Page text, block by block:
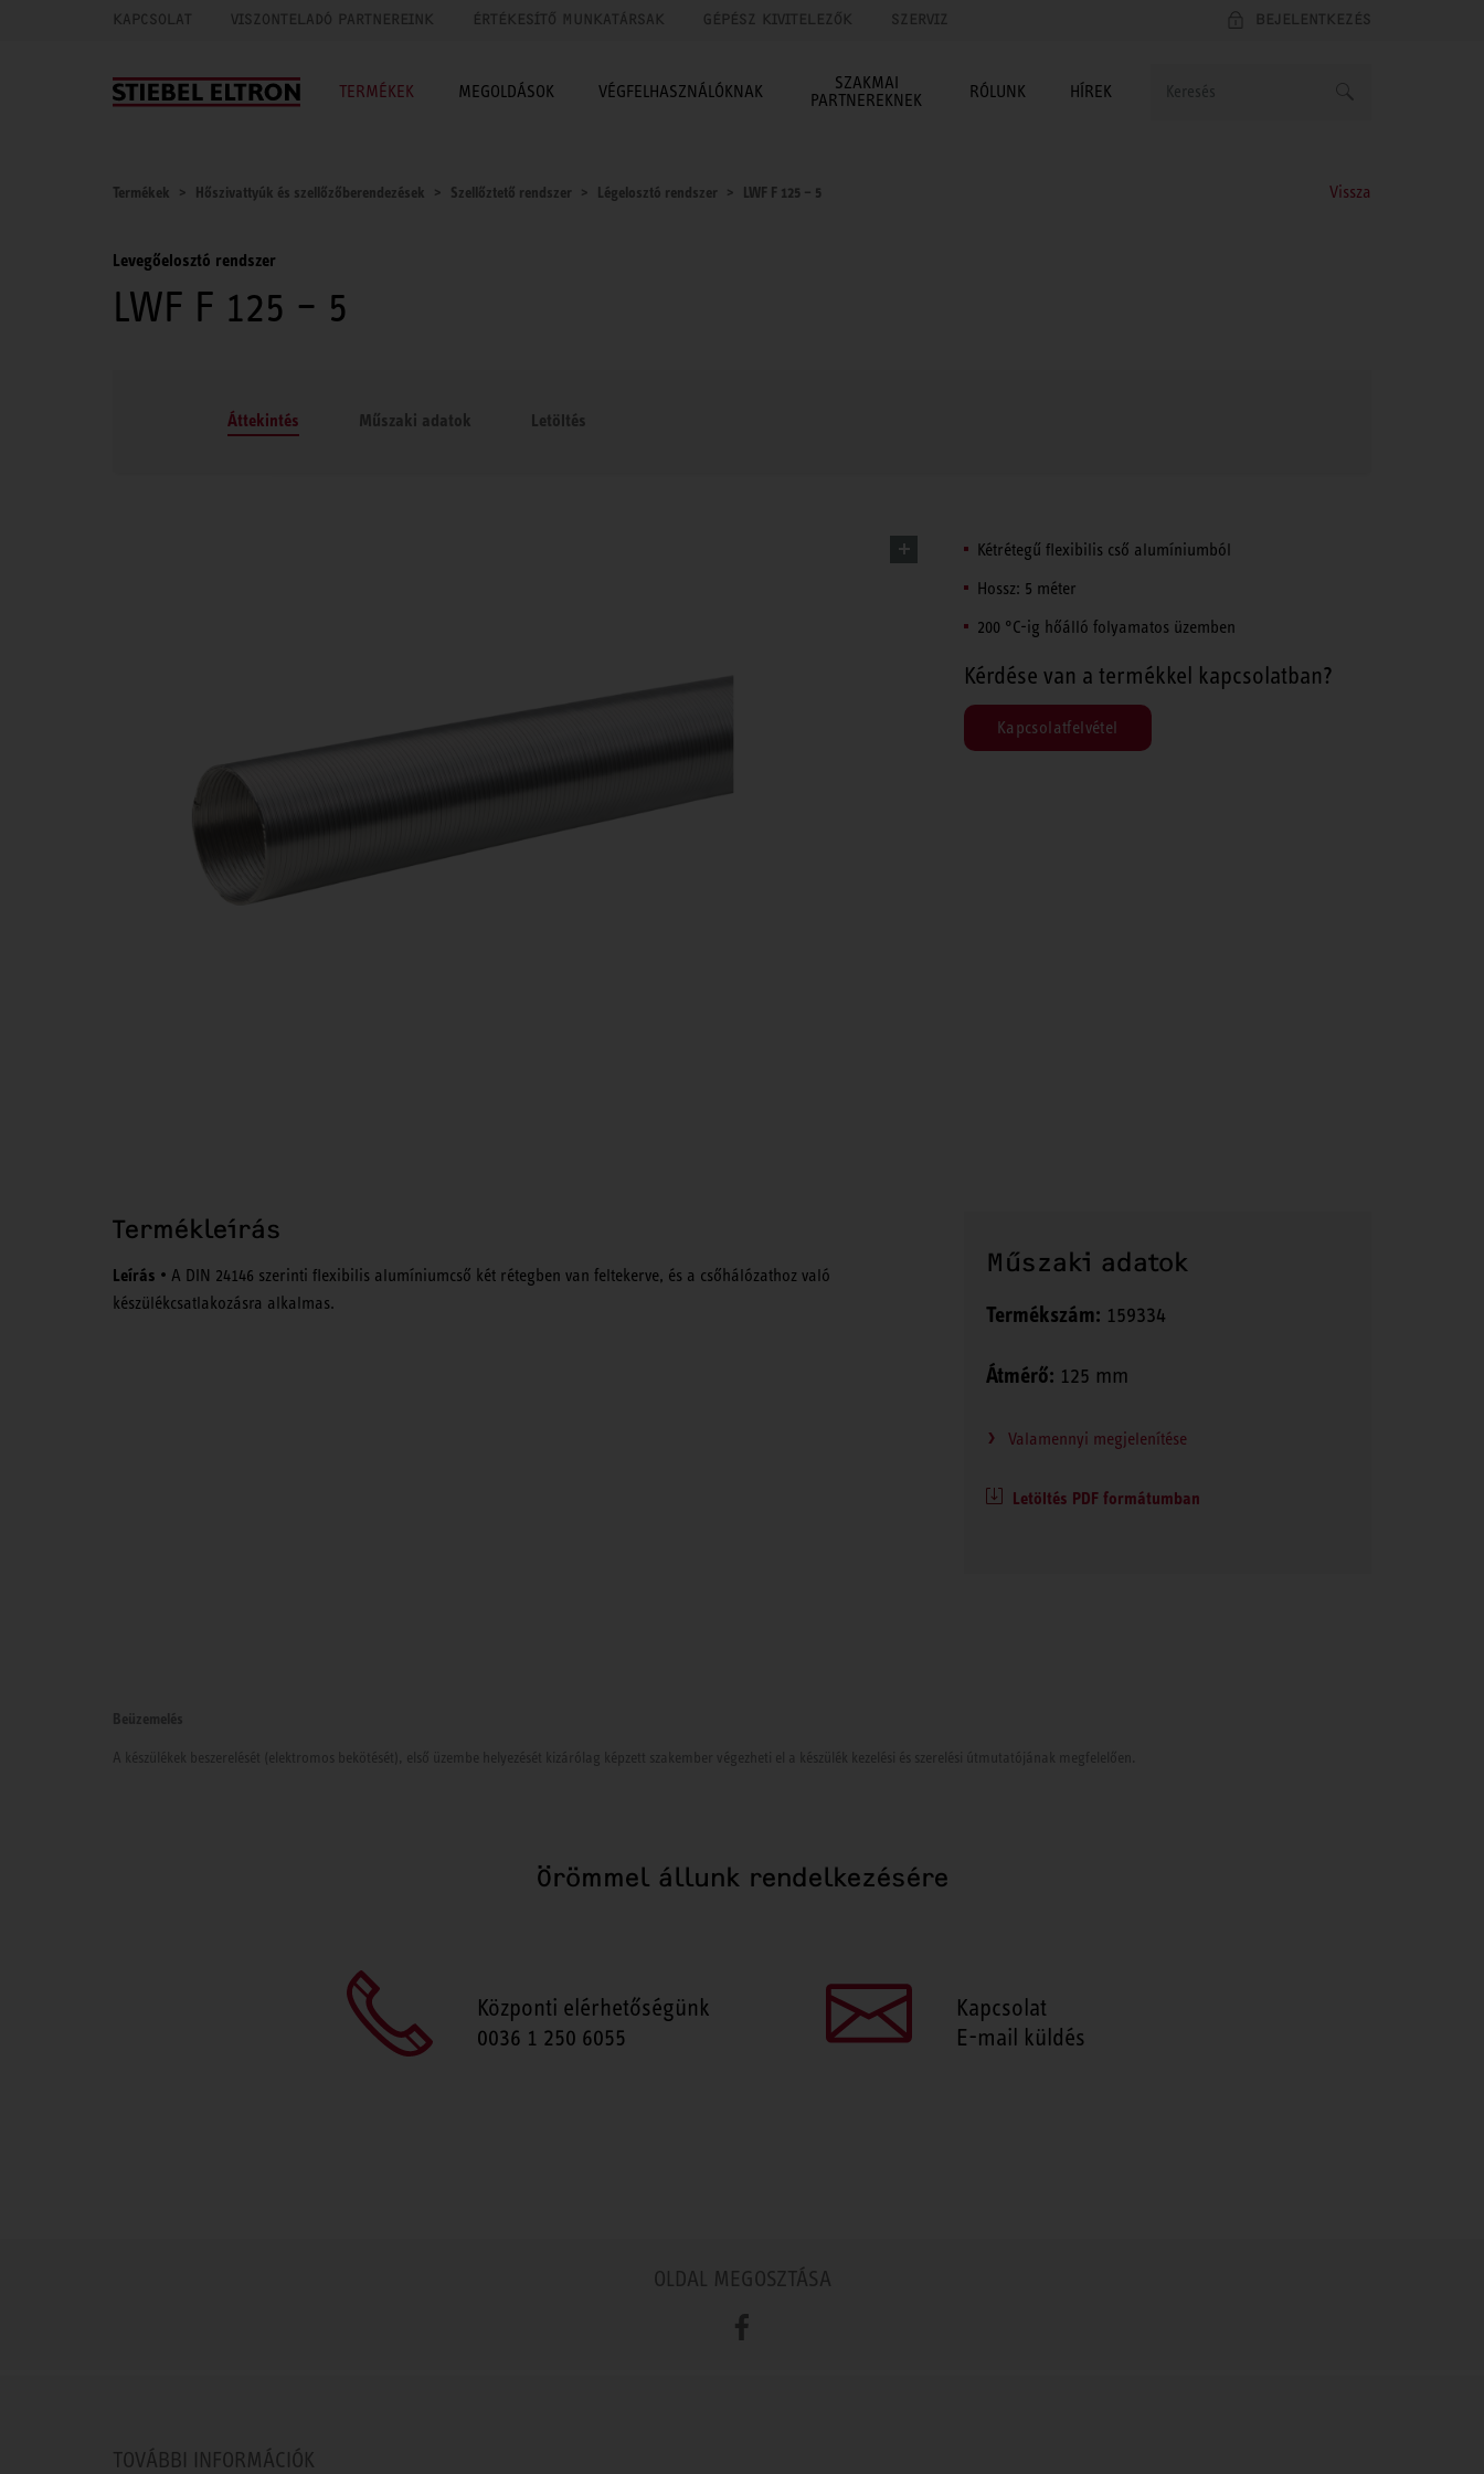
KAPCSOLAT VISZONTELADÓ PARTNEREINK ÉRTÉKESÍTŐ MUNKATÁRSAK GÉPÉSZ KIVITELEZŐK SZERVIZ BEJELENTKEZÉS
TERMÉKEK MEGOLDÁSOK VÉGFELHASZNÁLÓKNAK
SZAKMAI
PARTNEREKNEK
RÓLUNK HÍREK
Termékek Hőszivattyúk és szellőzőberendezések Szellőztető rendszer Légelosztó rendszer LWF F 125 – 5 Vissza
Levegőelosztó rendszer
LWF F 125 – 5
Áttekintés Műszaki adatok Letöltés
Kétrétegű flexibilis cső alumíniumból
Hossz: 5 méter
200 °C-ig hőálló folyamatos üzemben
Kérdése van a termékkel kapcsolatban?
Kapcsolatfelvétel
Termékleírás
Leírás • A DIN 24146 szerinti flexibilis alumíniumcső két rétegben van feltekerve, és a csőhálózathoz való
készülékcsatlakozásra alkalmas.
Műszaki adatok
Termékszám: 159334
Átmérő: 125 mm
Valamennyi megjelenítése
Letöltés PDF formátumban
Beüzemelés
A készülékek beszerelését (elektromos bekötését), első üzembe helyezését kizárólag képzett szakember végezheti el a készülék kezelési és szerelési útmutatójának megfelelően.
Örömmel állunk rendelkezésére
Központi elérhetőségünk
0036 1 250 6055
Kapcsolat
E-mail küldés
OLDAL MEGOSZTÁSA
Facebook
TOVÁBBI INFORMÁCIÓK